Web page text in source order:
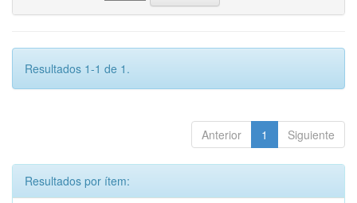
Resultados 1-1 de 1.
Anterior 1 Siguiente
Resultados por ítem: